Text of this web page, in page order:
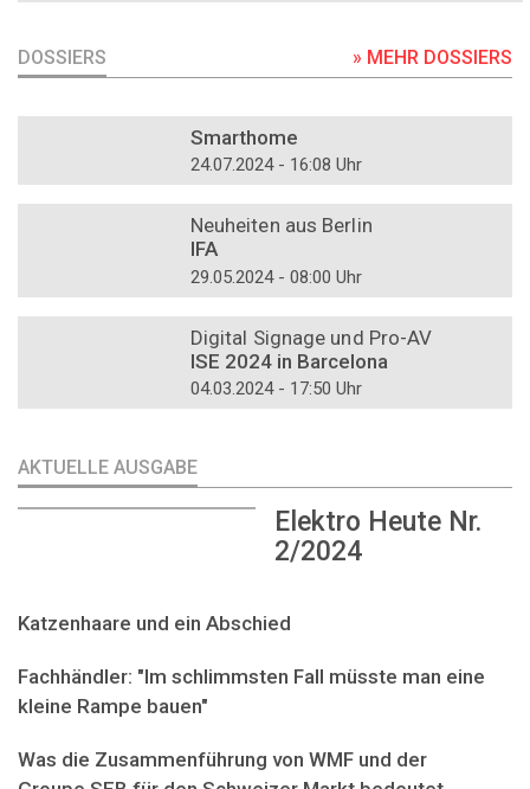
DOSSIERS » MEHR DOSSIERS
Smarthome
24.07.2024 - 16:08 Uhr
Neuheiten aus Berlin
IFA
29.05.2024 - 08:00 Uhr
Digital Signage und Pro-AV
ISE 2024 in Barcelona
04.03.2024 - 17:50 Uhr
AKTUELLE AUSGABE
Elektro Heute Nr.
2/2024
Katzenhaare und ein Abschied
Fachhändler: "Im schlimmsten Fall müsste man eine
kleine Rampe bauen"
Was die Zusammenführung von WMF und der